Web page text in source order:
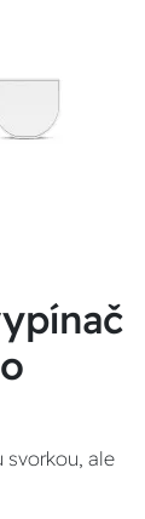
svorkou, ale